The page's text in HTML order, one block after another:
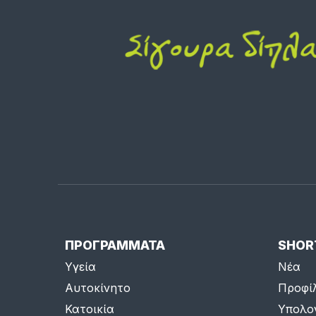
ΠΡΟΓΡΑΜΜΑΤΑ
Υγεία
Αυτοκίνητο
Κατοικία
Νέα